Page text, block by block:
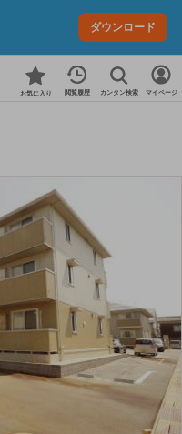
ダウンロード
お気に入り 閲覧履歴 カンタン検索 マイページ